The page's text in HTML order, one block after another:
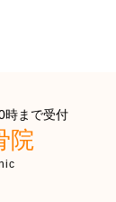
時まで受付
院